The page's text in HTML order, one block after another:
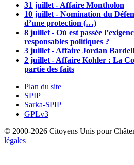
31 juillet - Affaire Montholon
10 juillet - Nomination du
d’une protection (…)
8 juillet - Où est passée
responsables politiques ?
3 juillet - Affaire Jordan
2 juillet - Affaire Kohler : La
partie des faits
Plan du site
SPIP
Sarka-SPIP
GPLv3
© 2000-2026 Citoyens Unis pour
légales